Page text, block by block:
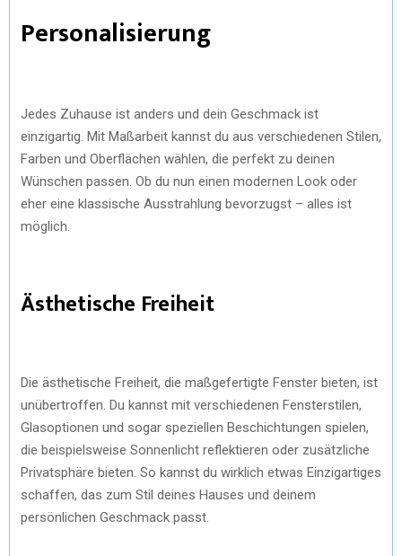
Personalisierung
Jedes Zuhause ist anders und dein Geschmack ist
einzigartig. Mit Maßarbeit kannst du aus verschiedenen Stilen,
Farben und Oberflächen wählen, die perfekt zu deinen
Wünschen passen. Ob du nun einen modernen Look oder
eher eine klassische Ausstrahlung bevorzugst – alles ist
möglich.
Ästhetische Freiheit
Die ästhetische Freiheit, die maßgefertigte Fenster bieten, ist
unübertroffen. Du kannst mit verschiedenen Fensterstilen,
Glasoptionen und sogar speziellen Beschichtungen spielen,
die beispielsweise Sonnenlicht reflektieren oder zusätzliche
Privatsphäre bieten. So kannst du wirklich etwas Einzigartiges
schaffen, das zum Stil deines Hauses und deinem
persönlichen Geschmack passt.